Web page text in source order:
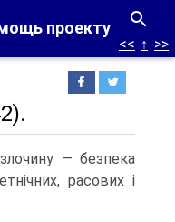
проекту
<< ↑ >>
— безпека
расових і